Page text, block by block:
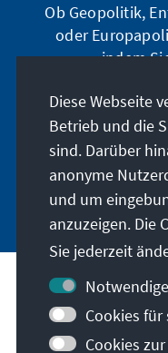
Ob Geopolitik,
oder
indem
die Ai digital
Newsletter,
und
Besuchen Sie auch
Diese Webseite
Betrieb und die
sind. Darüber
anonyme
und um
anzuzeigen. Die
Sie jederzeit
Cookies
Cookies